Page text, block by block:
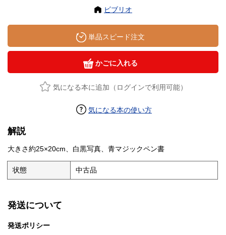
ビブリオ
単品スピード注文
かごに入れる
気になる本に追加（ログインで利用可能）
気になる本の使い方
解説
大きさ約25×20cm、白黒写真、青マジックペン書
状態 中古品
発送について
発送ポリシー